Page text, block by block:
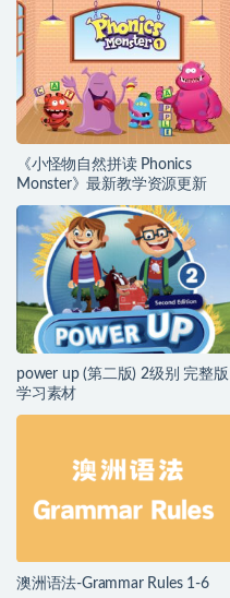
《小怪物自然拼读 Phonics
Monster》最新教学资源更新
power up (第二版) 2级别 完整版
学习素材
澳洲语法-Grammar Rules 1-6